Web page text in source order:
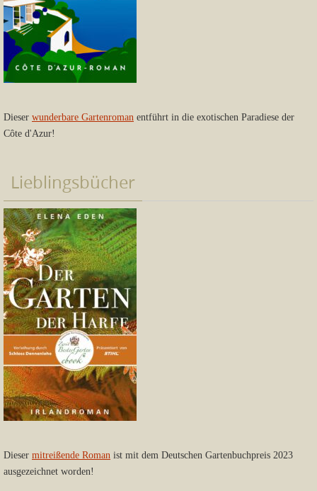
Dieser wunderbare Gartenroman entführt in die exotischen Paradiese der
Côte d'Azur!
Lieblingsbücher
Dieser mitreißende Roman ist mit dem Deutschen Gartenbuchpreis 2023
ausgezeichnet worden!